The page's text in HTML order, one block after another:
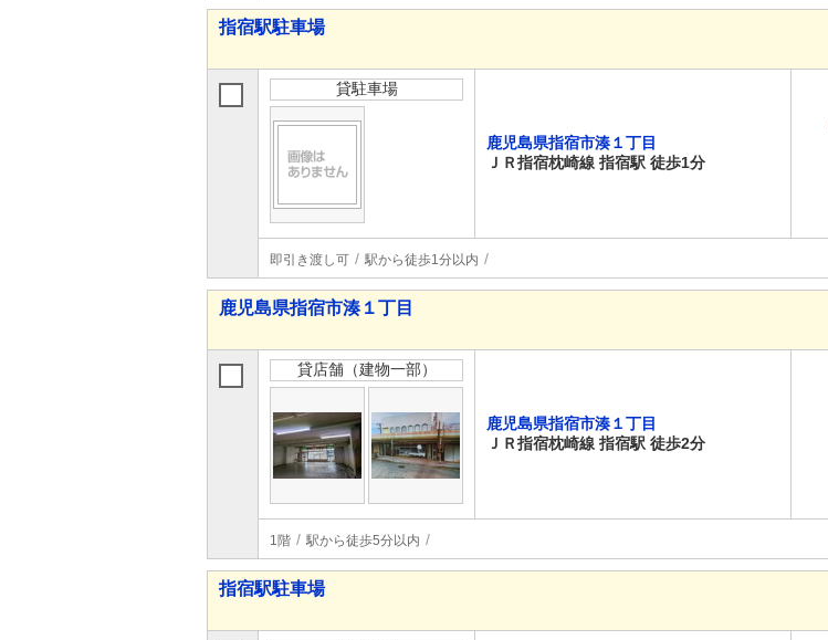
指宿駅駐車場
貸駐車場
鹿児島県指宿市湊１丁目
ＪＲ指宿枕崎線 指宿駅 徒歩1分
即引き渡し可 駅から徒歩1分以内
鹿児島県指宿市湊１丁目
貸店舗（建物一部）
鹿児島県指宿市湊１丁目
ＪＲ指宿枕崎線 指宿駅 徒歩2分
1階 駅から徒歩5分以内
指宿駅駐車場